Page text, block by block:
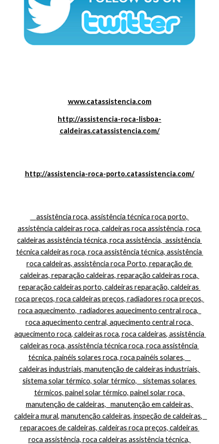
www.catassistencia.com
http://assistencia-roca-lisboa-
caldeiras.catassistencia.com/
http://assistencia-roca-porto.catassistencia.com/
assistência caldeiras roca, caldeiras roca assistência, roca
caldeiras assistência técnica, roca assistência,  assistência
técnica caldeiras roca, roca assistência técnica, assistência
roca caldeiras, assistência roca Porto, reparação de
caldeiras, reparação caldeiras, reparação caldeiras roca,
reparação caldeiras porto, caldeiras reparação, caldeiras
roca preços, roca caldeiras preços, radiadores roca preços,
roca aquecimento,  radiadores aquecimento central roca,
roca aquecimento central, aquecimento central roca,
aquecimento roca, caldeiras roca, roca caldeiras, assistência
caldeiras roca, assistência técnica roca, roca assistência
técnica, painéis solares roca, roca painéis solares,
caldeiras industriais, manutenção de caldeiras industriais,
sistema solar térmico, solar térmico,    sistemas solares
térmicos, painel solar térmico, painel solar roca,
manutenção de caldeiras,   manutenção em caldeiras,
caldeira mural, manutenção caldeiras, inspeção de caldeiras,
reparacoes de caldeiras, caldeiras roca preços, caldeiras
roca assistência, roca caldeiras assistência técnica,